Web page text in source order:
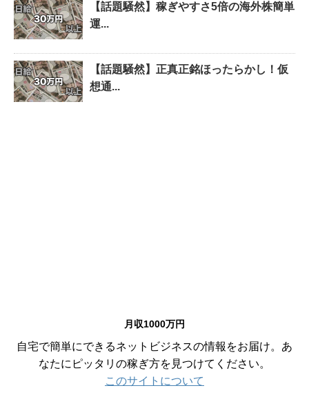
【話題騒然】稼ぎやすさ5倍の海外株簡単
運...
【話題騒然】正真正銘ほったらかし！仮
想通...
月収1000万円
自宅で簡単にできるネットビジネスの情報をお届け。あ
なたにピッタリの稼ぎ方を見つけてください。
このサイトについて